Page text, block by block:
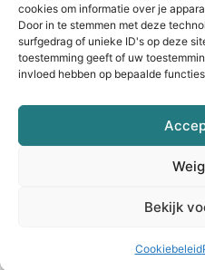
cookies om informatie over je
Door in te stemmen met deze
surfgedrag of unieke ID's op deze
toestemming geeft of uw
invloed hebben op bepaalde
Bekijk
Cookiebeleid
Email*
© 2024 De Levenskeuze Club | Alle
Realisatie doorvan